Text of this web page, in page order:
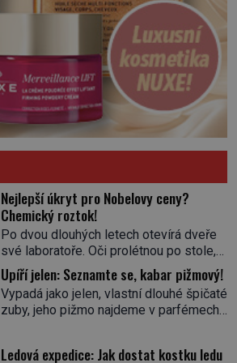
Nejlepší úkryt pro Nobelovy ceny?
Chemický roztok!
Po dvou dlouhých letech otevírá dveře
své laboratoře. Oči prolétnou po stole,
aby pak ulpěly na regálu, kde se nachází
všemožné látky. Hledá žluto-oranžovou
tekutinu, jakmile ji zahlédne, nesmírně
se mu uleví. Teď může svůj plán
skrývá směs s názvem lučavka
Upíří jelen: Seznamte se, kabar pižmový!
Vypadá jako jelen, vlastní dlouhé špičaté
zuby, jeho pižmo najdeme v parfémech
jediného zástupce zvířecí říše – kabara
Ledová expedice: Jak dostat kostku ledu